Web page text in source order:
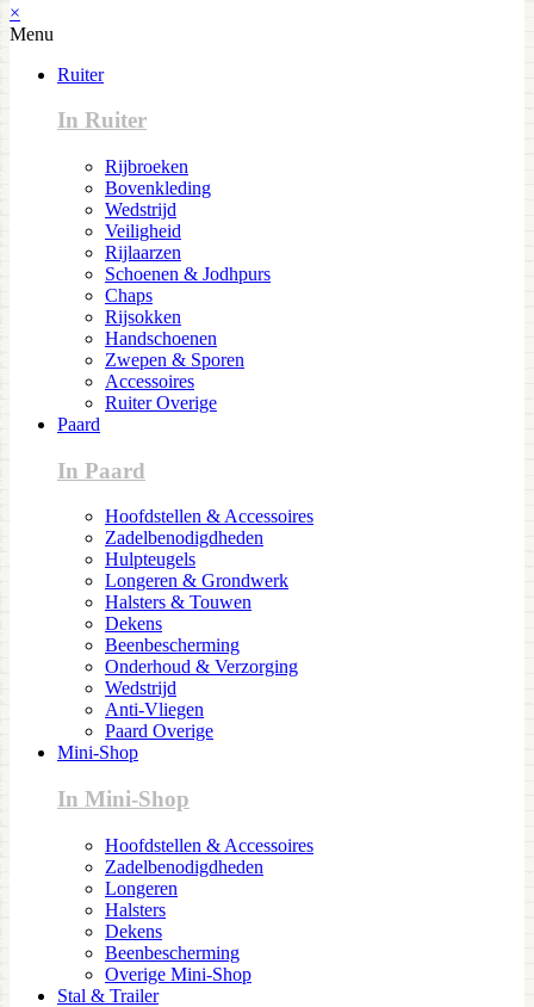
×
Menu
Ruiter
In Ruiter
Rijbroeken
Bovenkleding
Wedstrijd
Veiligheid
Rijlaarzen
Schoenen & Jodhpurs
Chaps
Rijsokken
Handschoenen
Zwepen & Sporen
Accessoires
Ruiter Overige
Paard
In Paard
Hoofdstellen & Accessoires
Zadelbenodigdheden
Hulpteugels
Longeren & Grondwerk
Halsters & Touwen
Dekens
Beenbescherming
Onderhoud & Verzorging
Wedstrijd
Anti-Vliegen
Paard Overige
Mini-Shop
In Mini-Shop
Hoofdstellen & Accessoires
Zadelbenodigdheden
Longeren
Halsters
Dekens
Beenbescherming
Overige Mini-Shop
Stal & Trailer